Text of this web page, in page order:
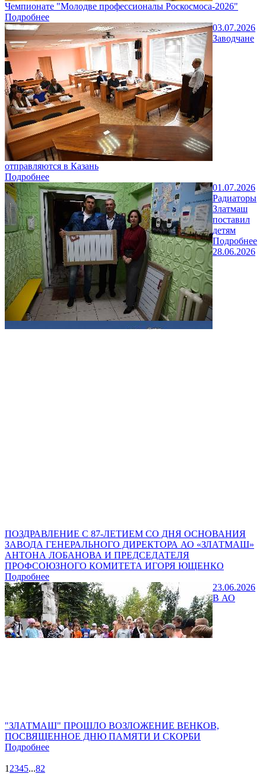
Чемпионате "Молодве профессионалы Роскосмоса-2026"
Подробнее
03.07.2026
Заводчане
отправляются в Казань
Подробнее
01.07.2026
Радиаторы
Златмаш
поставил
детям
Подробнее
28.06.2026
ПОЗДРАВЛЕНИЕ С 87-ЛЕТИЕМ СО ДНЯ ОСНОВАНИЯ
ЗАВОДА ГЕНЕРАЛЬНОГО ДИРЕКТОРА АО «ЗЛАТМАШ»
АНТОНА ЛОБАНОВА И ПРЕДСЕДАТЕЛЯ
ПРОФСОЮЗНОГО КОМИТЕТА ИГОРЯ ЮЩЕНКО
Подробнее
23.06.2026
В АО
"ЗЛАТМАШ" ПРОШЛО ВОЗЛОЖЕНИЕ ВЕНКОВ,
ПОСВЯЩЕННОЕ ДНЮ ПАМЯТИ И СКОРБИ
Подробнее
1 2345...82